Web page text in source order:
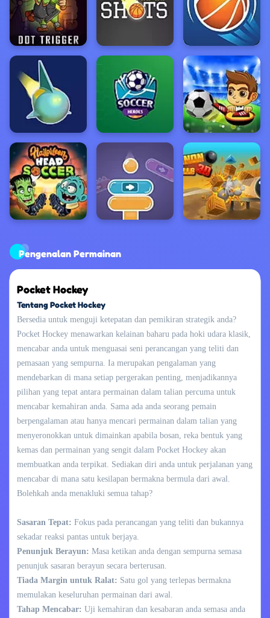
Pengenalan Permainan
Pocket Hockey
Tentang Pocket Hockey
Bersedia untuk menguji ketepatan dan pemikiran strategik anda?
Pocket Hockey menawarkan kelainan baharu pada hoki udara klasik,
mencabar anda untuk menguasai seni perancangan yang teliti dan
pemasaan yang sempurna. Ia merupakan pengalaman yang
mendebarkan di mana setiap pergerakan penting, menjadikannya
pilihan yang tepat antara permainan dalam talian percuma untuk
mencabar kemahiran anda. Sama ada anda seorang pemain
berpengalaman atau hanya mencari permainan dalam talian yang
menyeronokkan untuk dimainkan apabila bosan, reka bentuk yang
kemas dan permainan yang sengit dalam Pocket Hockey akan
membuatkan anda terpikat. Sediakan diri anda untuk perjalanan yang
mencabar di mana satu kesilapan bermakna bermula dari awal.
Bolehkah anda menakluki semua tahap?
Sasaran Tepat: Fokus pada perancangan yang teliti dan bukannya
sekadar reaksi pantas untuk berjaya.
Penunjuk Berayun: Masa ketikan anda dengan sempurna semasa
penunjuk sasaran berayun secara berterusan.
Tiada Margin untuk Ralat: Satu gol yang terlepas bermakna
memulakan keseluruhan permainan dari awal.
Tahap Mencabar: Uji kemahiran dan kesabaran anda semasa anda